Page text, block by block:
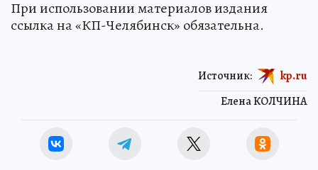
При использовании материалов издания
ссылка на «КП-Челябинск» обязательна.
Елена КОЛЧИНА
Источник: kp.ru